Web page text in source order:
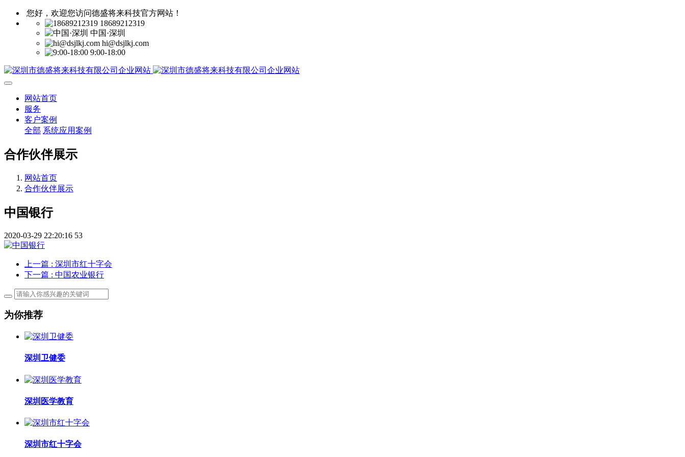
您好，欢迎您访问德盛将来科技官方网站！
18689212319
中国·深圳
hi@dsjlkj.com
9:00-18:00
网站首页
服务
客户案例
全部 系统应用案例
合作伙伴展示
网站首页
合作伙伴展示
中国银行
2020-03-29 22:20:16 53
上一篇 : 深圳市红十字会
下一篇 : 中国农业银行
为你推荐
深圳卫健委
深圳医学教育
深圳市红十字会